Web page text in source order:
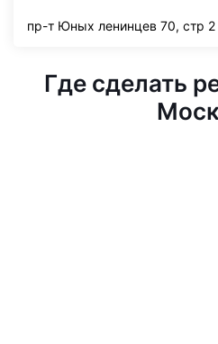
пр-т Юных ленинцев 70, стр 2
Где сделать